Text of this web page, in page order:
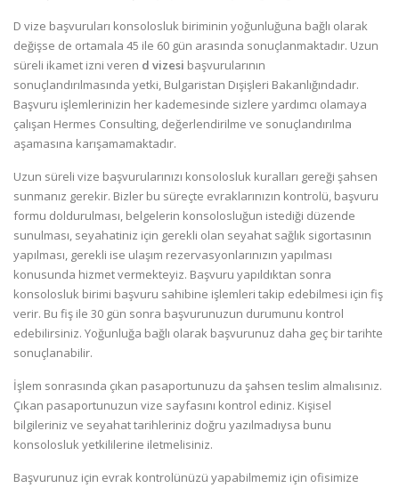
D vize başvuruları konsolosluk biriminin yoğunluğuna bağlı olarak
değişse de ortamala 45 ile 60 gün arasında sonuçlanmaktadır. Uzun
süreli ikamet izni veren d vizesi başvurularının
sonuçlandırılmasında yetki, Bulgaristan Dışişleri Bakanlığındadır.
Başvuru işlemlerinizin her kademesinde sizlere yardımcı olamaya
çalışan Hermes Consulting, değerlendirilme ve sonuçlandırılma
aşamasına karışamamaktadır.
Uzun süreli vize başvurularınızı konsolosluk kuralları gereği şahsen
sunmanız gerekir. Bizler bu süreçte evraklarınızın kontrolü, başvuru
formu doldurulması, belgelerin konsolosluğun istediği düzende
sunulması, seyahatiniz için gerekli olan seyahat sağlık sigortasının
yapılması, gerekli ise ulaşım rezervasyonlarınızın yapılması
konusunda hizmet vermekteyiz. Başvuru yapıldıktan sonra
konsolosluk birimi başvuru sahibine işlemleri takip edebilmesi için fiş
verir. Bu fiş ile 30 gün sonra başvurunuzun durumunu kontrol
edebilirsiniz. Yoğunluğa bağlı olarak başvurunuz daha geç bir tarihte
sonuçlanabilir.
İşlem sonrasında çıkan pasaportunuzu da şahsen teslim almalısınız.
Çıkan pasaportunuzun vize sayfasını kontrol ediniz. Kişisel
bilgileriniz ve seyahat tarihleriniz doğru yazılmadıysa bunu
konsolosluk yetkililerine iletmelisiniz.
Başvurunuz için evrak kontrolünüzü yapabilmemiz için ofisimize